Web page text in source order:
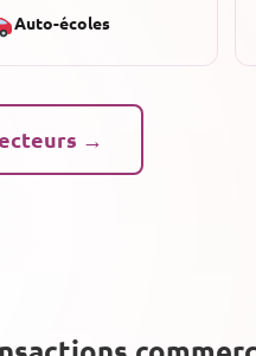
Auto-écoles
→